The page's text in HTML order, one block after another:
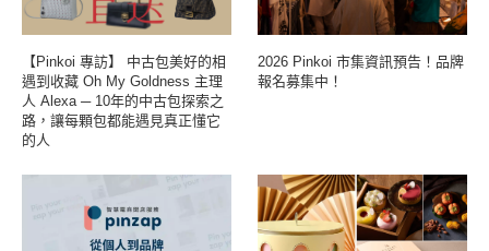
【Pinkoi 專訪】 中古包美好的相
遇到收藏 Oh My Goldness 主理
人 Alexa ─ 10年的中古包探索之
路，讓每顆包都能遇見真正懂它
的人
2026 Pinkoi 市集資訊預告！品牌
報名募集中！